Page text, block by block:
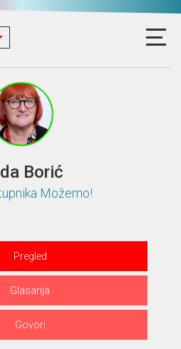
Borić
Možemo!
Pregled
Glasanja
Govori